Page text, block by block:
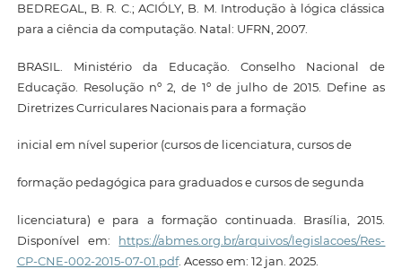
BEDREGAL, B. R. C.; ACIÓLY, B. M. Introdução à lógica clássica
para a ciência da computação. Natal: UFRN, 2007.
BRASIL. Ministério da Educação. Conselho Nacional de
Educação. Resolução nº 2, de 1º de julho de 2015. Define as
Diretrizes Curriculares Nacionais para a formação
inicial em nível superior (cursos de licenciatura, cursos de
formação pedagógica para graduados e cursos de segunda
licenciatura) e para a formação continuada. Brasília, 2015.
Disponível em: https://abmes.org.br/arquivos/legislacoes/Res-
CP-CNE-002-2015-07-01.pdf. Acesso em: 12 jan. 2025.